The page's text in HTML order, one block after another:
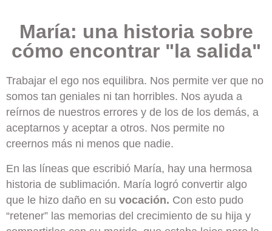
María: una historia sobre
cómo encontrar "la salida"
Trabajar el ego nos equilibra. Nos permite ver que no
somos tan geniales ni tan horribles. Nos ayuda a
reírnos de nuestros errores y de los de los demás, a
aceptarnos y aceptar a otros. Nos permite no
creernos más ni menos que nadie.
En las líneas que escribió María, hay una hermosa
historia de sublimación. María logró convertir algo
que le hizo daño en su vocación. Con esto pudo
“retener” las memorias del crecimiento de su hija y